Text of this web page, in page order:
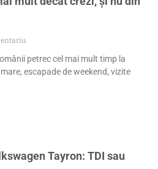
petrec cel mai mult timp la
escapade de weekend, vizite
Tayron: TDI sau